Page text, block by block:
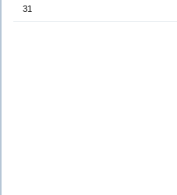
31